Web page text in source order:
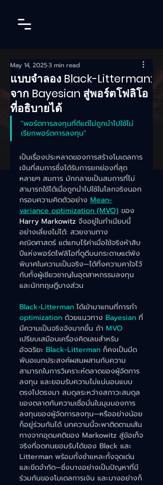
แบบจำลอง Black-Litterman:
จาก Bayesian สู่พอร์ตโฟลิโอ
ที่อธิบายได้
May 14, 20253 min read
"พอร์ตการลงทุนที่ดีแต่ไม่ถูกนำไปใช้ไม่
เรียกพอร์ตการลงทุน"
เป็นเรื่องประหลาดของการสร้างโมเดลการ
เงินที่สมการซึ่งได้รับการยกย่องที่สุด
หลายๆ สมการ มักกลายเป็นสมการที่ไม่
สามารถใช้ได้เมื่อถูกนำไปใช้ในโลกจริงนอก
กรอบความคิดตัวอย่าง Mean-
variance optimization (MVO) ของ
Harry Markowitz จึงอยู่ในทำเนียบนี้
อย่างเลี่ยงไม่ได้: สวยงามทาง
คณิตศาสตร์ แต่แทบไร้ค่าเมื่อใช้จริงห้าสิบ
ปีแห่งพอร์ตโฟลิโอที่ดูดีบนกระดาษแต่พัง
พินาศในความเป็นจริง—ได้ทิ้งความคาใจไว้
กับทั้งผู้เชียวชาญในอุตสาหกรรมลงทุน
และนักทฤษฎีบางส่วน
Black-Litterman ได้เข้ามาแทนที่การทำ
optimization ด้วยแนวทาง Bayesian ที่
มีความเป็นจริงจังมากขึ้น ถ้า MVO
เปรียบเสมือนเครื่องคิดเลขสำหรับ
อัจฉริยะ Black-Litterman ก็คงเป็นมีด
พับอเนกประสงค์ผสมผสานกับความ
สามารถในการวิเคราะห์ตลาดของผู้จัดการ
ลงทุน และยอมรับความไม่แน่นอนแบบ
ตรงไปตรงมา สมดุลระหว่างสภาวะสมดุล
ของตลาดกับความเชื่อมั่นในมุมมองการ
ลงทุนของผู้จัดการลงทุน—หรืออย่างน้อย
ก็อยู่ร่วมกันได้ บทความนี้จะพาติดตามเส้น
ทางจากอุดมคติของ Markowitz สู่ข้อเท็จ
จริงที่อดทนยอมรับได้ของ Black และ
Litterman พร้อมทั้งชำแหละทั้งจุดเด่น
และขีดจำกัด—ซึ่งบางอย่างเป็นปัญหาที่มี
ร่วมกันของโมเดลการเงิน และบางอย่างก็